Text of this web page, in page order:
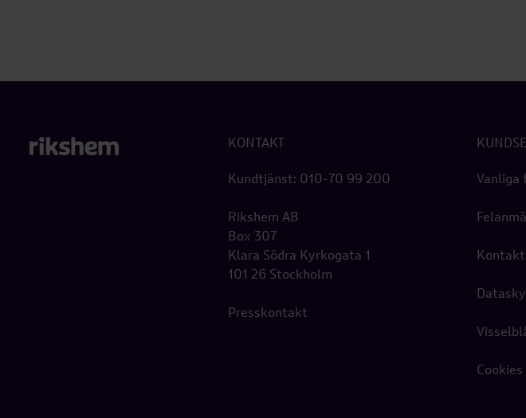
KONTAKT
Kundtjänst: 010-70 99 200
Rikshem AB
Box 307
Klara Södra Kyrkogata 1
101 26 Stockholm
Presskontakt
Vanliga
Cookies